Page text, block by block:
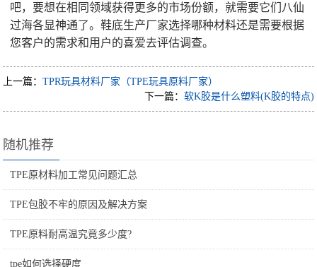
吧，要想在相同领域获得更多的市场份额，就需要它们八仙
过海各显神通了。鞋底生产厂家选择哪种材料还是需要根据
您客户的需求和用户的喜爱去评估调查。
上一篇：TPR玩具材料厂家（TPE玩具原料厂家）
下一篇： 软K胶是什么塑料(K胶的特点)
随机推荐
TPE原材料加工常见问题汇总
TPE包胶不牢的原因及解决方案
TPE原料耐高温究竟多少度?
tpe如何选择硬度